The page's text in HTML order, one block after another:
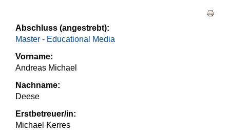
Abschluss (angestrebt):
Master - Educational Media
Vorname:
Andreas Michael
Nachname:
Deese
Erstbetreuer/in:
Michael Kerres